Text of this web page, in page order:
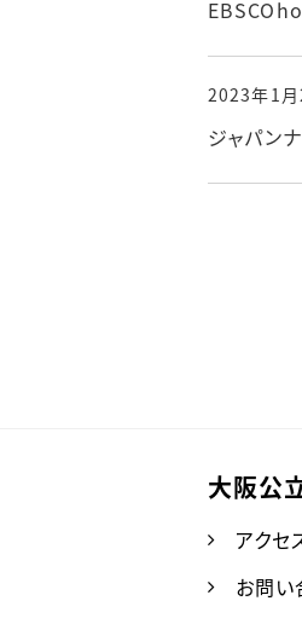
2023年1月
ジャパン
大阪公
アクセ
お問い